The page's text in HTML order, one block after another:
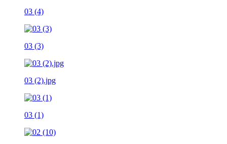
03 (4)
03 (3)
03 (2).jpg
03 (1)